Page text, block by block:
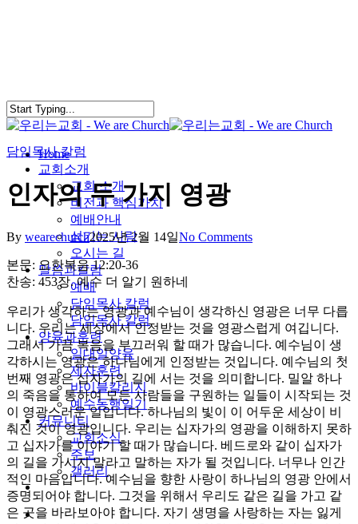
search
Menu Home
교회소개
교회 소개
비전과 핵심가치
예배안내
섬기는 사람
오시는 길
말씀과칼럼
예배
담임목사 칼럼
담임목사 칼럼
양육과훈련
일대일양육
제자훈련
바이블칼리지
예수동행일기
커뮤니티
교회소식
주보
갤러리
youtube
soundcloud
search
담임목사 칼럼
인자의 두 가지 영광
By wearechurch2025년 2월 14일No Comments
본문: 요한복음 12:20-36
찬송: 453장. 예수 더 알기 원하네
우리가 생각하는 영광과 예수님이 생각하신 영광은 너무 다릅
니다. 우리는 세상에서 인정받는 것을 영광스럽게 여깁니다.
그래서 가끔 복음을 부끄러워 할 때가 많습니다. 예수님이 생
각하시는 영광은 하나님에게 인정받는 것입니다. 예수님의 첫
번째 영광은 십자가의 길에 서는 것을 의미합니다. 밀알 하나
의 죽음을 통하여 모든 사람들을 구원하는 일들이 시작되는 것
이 영광스러운 일입니다. 하나님의 빛이 이 어두운 세상이 비
춰진 것이 영광입니다. 우리는 십자가의 영광을 이해하지 못하
고 십자가를 이야기 할 때가 많습니다. 베드로와 같이 십자가
의 길을 가시지 말라고 말하는 자가 될 것입니다. 너무나 인간
적인 마음입니다. 예수님을 향한 사랑이 하나님의 영광 안에서
증명되어야 합니다. 그것을 위해서 우리도 같은 길을 가고 같
은 곳을 바라보아야 합니다. 자기 생명을 사랑하는 자는 잃게